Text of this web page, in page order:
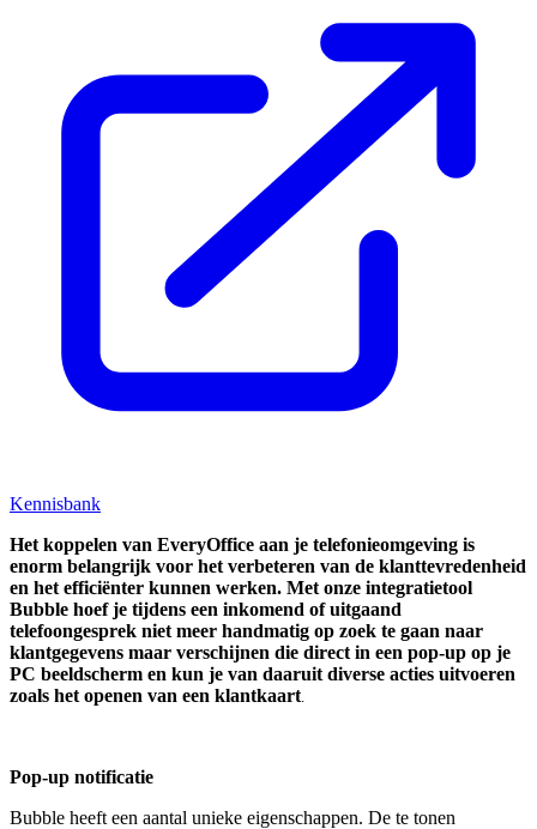
Kennisbank
Het koppelen van EveryOffice aan je telefonieomgeving is
enorm belangrijk voor het verbeteren van de klanttevredenheid
en het efficiënter kunnen werken. Met onze integratietool
Bubble hoef je tijdens een inkomend of uitgaand
telefoongesprek niet meer handmatig op zoek te gaan naar
klantgegevens maar verschijnen die direct in een pop-up op je
PC beeldscherm en kun je van daaruit diverse acties uitvoeren
zoals het openen van een klantkaart
Pop-up notificatie
Bubble heeft een aantal unieke eigenschappen. De te tonen